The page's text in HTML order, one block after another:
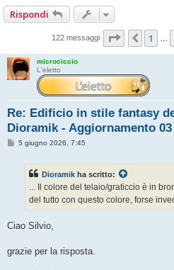
Rispondi
122 messaggi Pagina 13
1
microciccio
L'eletto
Re: Edificio in stile fantasy
Dioramik - Aggiornamento 03
M5 giugno 2026, 7:45
Dioramik ha scritto:
... Il colore del telaio/graticcio è in
del tutto con questo colore, forse
Ciao Silvio,
grazie per la risposta.